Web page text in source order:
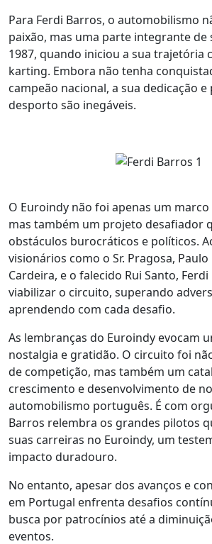
Para Ferdi Barros, o automobilismo
paixão, mas uma parte integrante de
1987, quando iniciou a sua trajetória
karting. Embora não tenha
campeão nacional, a sua dedicação e
desporto são inegáveis.
O Euroindy não foi apenas um
mas também um projeto desafiador
obstáculos burocráticos e políticos.
visionários como o Sr. Pragosa,
Cardeira, e o falecido Rui Santo,
viabilizar o circuito, superando
aprendendo com cada desafio.
As lembranças do Euroindy evocam
nostalgia e gratidão. O circuito foi
de competição, mas também um
crescimento e desenvolvimento de
automobilismo português. É com
Barros relembra os grandes pilotos
suas carreiras no Euroindy, um
impacto duradouro.
No entanto, apesar dos avanços e
em Portugal enfrenta desafios
busca por patrocínios até a
eventos.